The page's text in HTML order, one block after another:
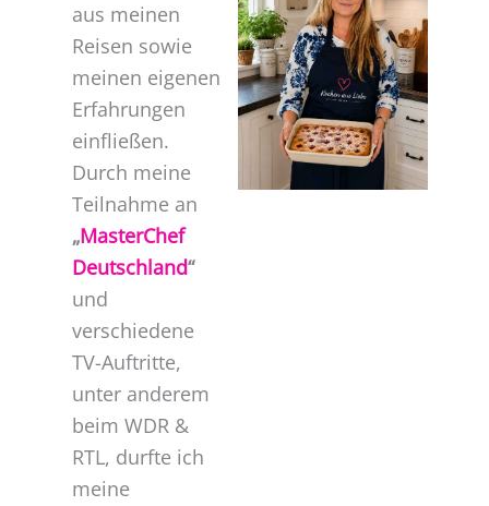
aus meinen
Reisen sowie
meinen eigenen
Erfahrungen
einfließen.
Durch meine
Teilnahme an
„MasterChef
Deutschland“
und
verschiedene
TV-Auftritte,
unter anderem
beim WDR &
RTL, durfte ich
meine